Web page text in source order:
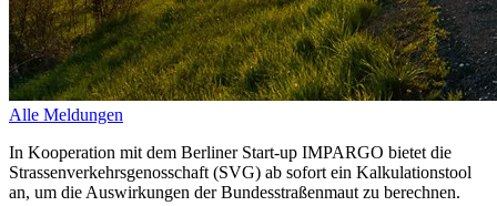
Alle Meldungen
In Kooperation mit dem Berliner Start-up IMPARGO bietet die
Strassenverkehrsgenosschaft (SVG) ab sofort ein Kalkulationstool
an, um die Auswirkungen der Bundesstraßenmaut zu berechnen.